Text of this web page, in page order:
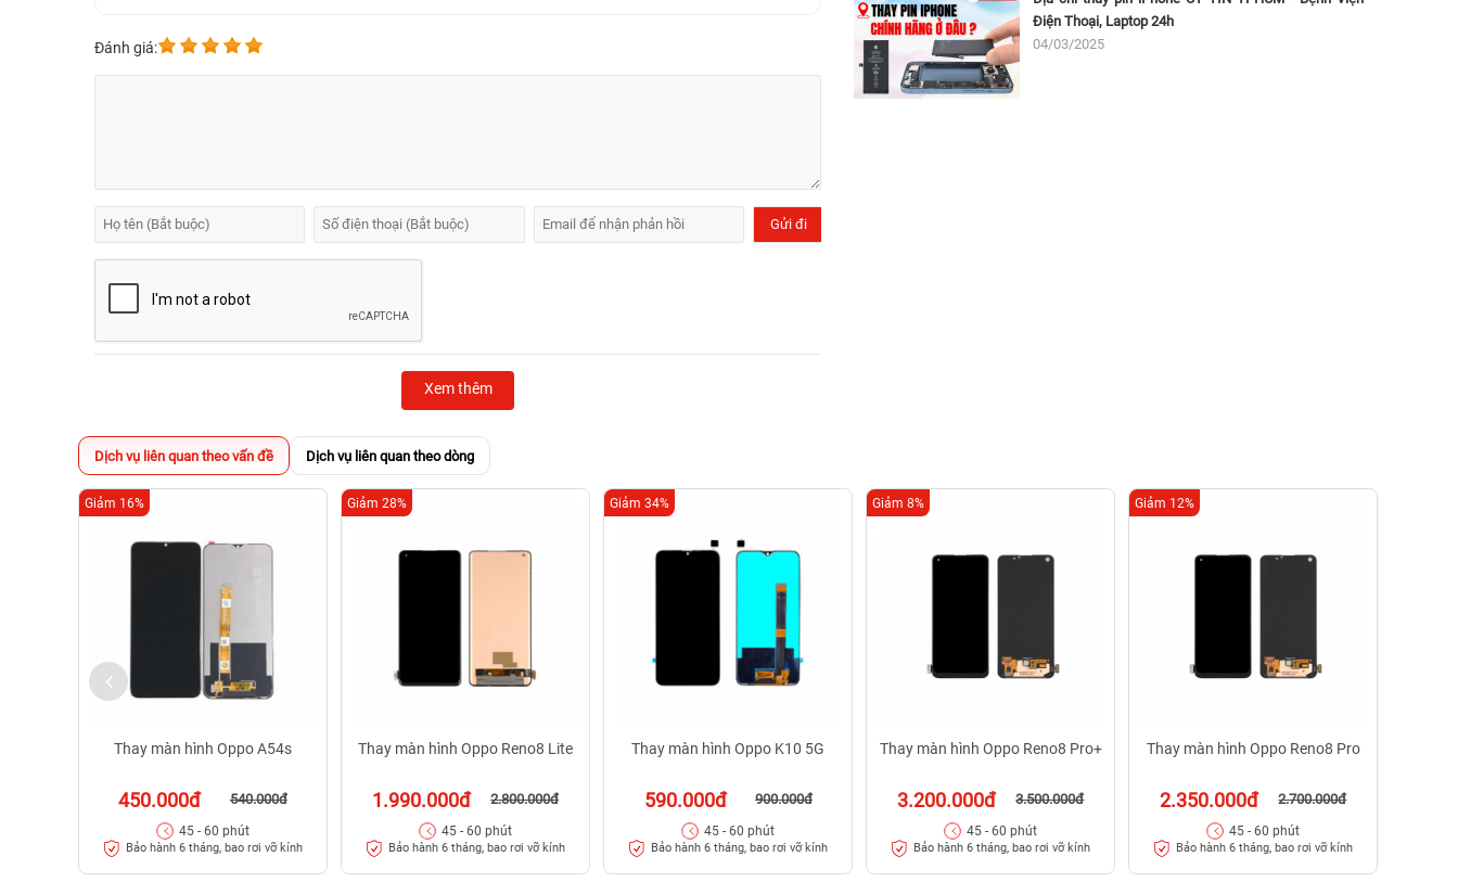
Đánh giá:
Xem thêm
Điện Thoại, Laptop 24h
04/03/2025
Dịch vụ liên quan theo vấn đề Dịch vụ liên quan theo dòng
Thay màn hình Oppo A54s
450.000đ 540.000đ
Giảm 16%
45 - 60 phút
Bảo hành 6 tháng, bao rơi vỡ kính
Thay màn hình Oppo Reno8 Lite
1.990.000đ 2.800.000đ
Giảm 28%
45 - 60 phút
Bảo hành 6 tháng, bao rơi vỡ kính
Thay màn hình Oppo K10 5G
590.000đ 900.000đ
Giảm 34%
45 - 60 phút
Bảo hành 6 tháng, bao rơi vỡ kính
Thay màn hình Oppo Reno8 Pro+
3.200.000đ 3.500.000đ
Giảm 8%
45 - 60 phút
Bảo hành 6 tháng, bao rơi vỡ kính
Thay màn hình Oppo Reno8 Pro
2.350.000đ 2.700.000đ
Giảm 12%
45 - 60 phút
Bảo hành 6 tháng, bao rơi vỡ kính